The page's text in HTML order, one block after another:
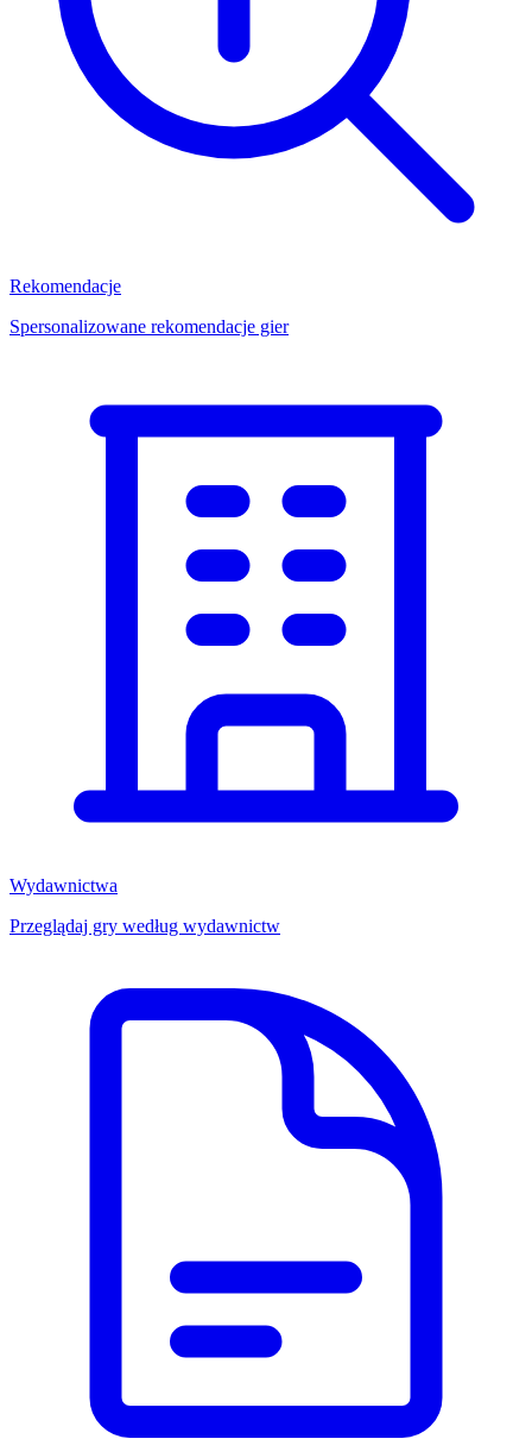
Rekomendacje
Spersonalizowane rekomendacje gier
Wydawnictwa
Przeglądaj gry według wydawnictw